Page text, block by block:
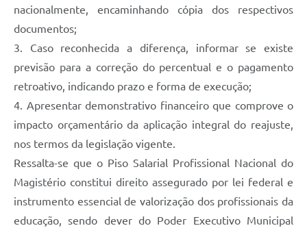
nacionalmente, encaminhando cópia dos respectivos
documentos;
3. Caso reconhecida a diferença, informar se existe
previsão para a correção do percentual e o pagamento
retroativo, indicando prazo e forma de execução;
4. Apresentar demonstrativo financeiro que comprove o
impacto orçamentário da aplicação integral do reajuste,
nos termos da legislação vigente.
Ressalta-se que o Piso Salarial Profissional Nacional do
Magistério constitui direito assegurado por lei federal e
instrumento essencial de valorização dos profissionais da
educação, sendo dever do Poder Executivo Municipal